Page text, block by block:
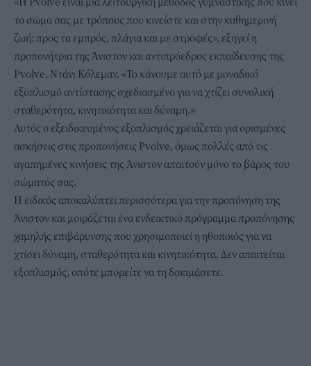
το σώμα σας με τρόπους που κινείστε και στην καθημερινή
ζωή: προς τα εμπρός, πλάγια και με στροφές», εξηγεί η
προπονήτρια της Άνιστον και αντιπρόεδρος εκπαίδευσης της
Pvolve, Ντάνι Κόλεμαν. «Το κάνουμε αυτό με μοναδικό
εξοπλισμό αντίστασης σχεδιασμένο για να χτίζει συνολική
σταθερότητα, κινητικότητα και δύναμη.»
Αυτός ο εξειδικευμένος εξοπλισμός χρειάζεται για ορισμένες
ασκήσεις στις προπονήσεις Pvolve, όμως πολλές από τις
αγαπημένες κινήσεις της Άνιστον απαιτούν μόνο το βάρος του
σώματός σας.
Η ειδικός αποκαλύπτει περισσότερα για την προπόνηση της
Άνιστον και μοιράζεται ένα ενδεικτικό πρόγραμμα προπόνησης
χαμηλής επιβάρυνσης που χρησιμοποιεί η ηθοποιός για να
χτίσει δύναμη, σταθερότητα και κινητικότητα. Δεν απαιτείται
εξοπλισμός, οπότε μπορείτε να τη δοκιμάσετε.